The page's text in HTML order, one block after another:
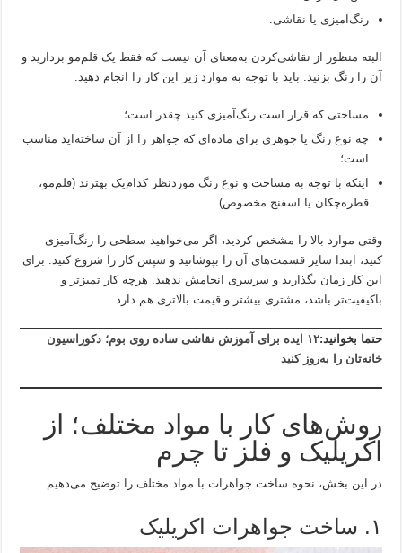
رنگ‌آمیزی یا نقاشی.
البته منظور از نقاشی‌کردن به‌معنای آن نیست که فقط یک قلم‌مو بردارید و
آن را رنگ بزنید. باید با توجه به موارد زیر این کار را انجام دهید:
مساحتی که قرار است رنگ‌آمیزی کنید چقدر است؛
چه نوع رنگ یا جوهری برای ماده‌ای که جواهر را از آن ساخته‌اید مناسب
است؛
اینکه با توجه به مساحت و نوع رنگ موردنظر کدام‌یک بهترند (قلم‌مو،
قطره‌چکان یا اسفنج مخصوص).
وقتی موارد بالا را مشخص کردید، اگر می‌خواهید سطحی را رنگ‌آمیزی
کنید، ابتدا سایر قسمت‌های آن را بپوشانید و سپس کار را شروع کنید. برای
این کار زمان بگذارید و سرسری انجامش ندهید. هرچه کار تمیزتر و
باکیفیت‌تر باشد، مشتری بیشتر و قیمت بالاتری هم دارد.
حتما بخوانید:
۱۲ ایده برای آموزش نقاشی ساده روی بوم؛ دکوراسیون
خانه‌تان را به‌روز کنید
روش‌های کار با مواد مختلف؛ از
اکریلیک و فلز تا چرم
در این بخش، نحوه ساخت جواهرات با مواد مختلف را توضیح می‌دهیم.
۱. ساخت جواهرات اکریلیک